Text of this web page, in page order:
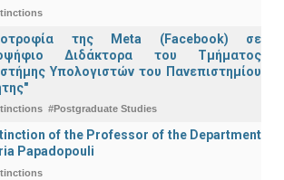
της Meta (Facebook) σε
Διδάκτορα του Τμήματος
Υπολογιστών του Πανεπιστημίου
#Postgraduate Studies
of the Professor of the Department
Papadopouli